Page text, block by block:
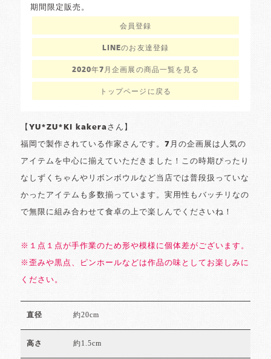
期間限定販売。
会員登録
LINEのお友達登録
2020年7月企画展の商品一覧を見る
トップページに戻る
【YU*ZU*KI kakeraさん】
福岡で製作されている作家さんです。7月の企画展は人気の
アイテムを中心に揃えていただきました！この時期ぴったり
なしずくちゃんやリボンボウルなど当店では普段扱っていな
かったアイテムも多数揃っています。実用性もバッチリなの
で無限に組み合わせて食卓の上で楽しんでくださいね！
※１点１点が手作業のため形や模様に個体差がございます。
※歪みや黒点、ピンホールなどは作品の味としてお楽しみに
ください。
直径 約20cm
高さ 約1.5cm